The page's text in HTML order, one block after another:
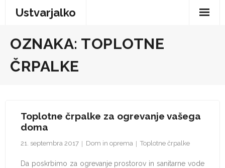
Ustvarjalko
Trgovina in storitve
OZNAKA: TOPLOTNE
ČRPALKE
Toplotne črpalke za ogrevanje vašega
doma
21. septembra 2017 Dom in oprema Toplotne črpalke
Da poskrbimo za ogrevanje prostorov in sanitarne vode